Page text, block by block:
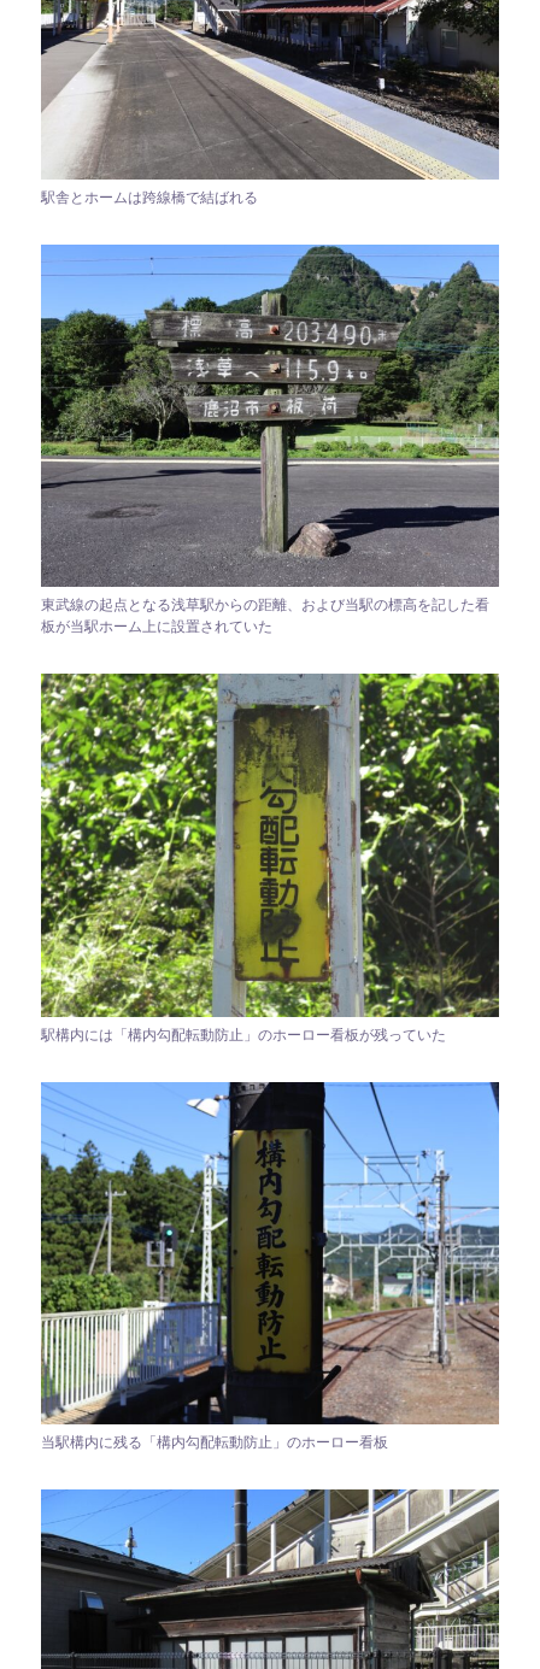
駅舎とホームは跨線橋で結ばれる
東武線の起点となる浅草駅からの距離、および当駅の標高を記した看
板が当駅ホーム上に設置されていた
駅構内には「構内勾配転動防止」のホーロー看板が残っていた
当駅構内に残る「構内勾配転動防止」のホーロー看板